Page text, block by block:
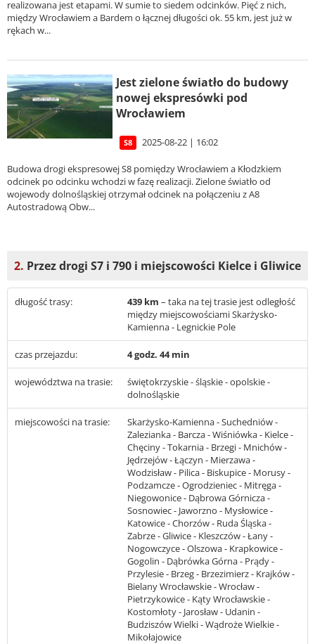
realizowana jest etapami. W sumie to siedem odcinków. Pięć z nich,
między Wrocławiem a Bardem o łącznej długości ok. 55 km, jest już w
rękach w...
Jest zielone światło do budowy
nowej ekspresówki pod
Wrocławiem
S8 2025-08-22 | 16:02
Budowa drogi ekspresowej S8 pomiędzy Wrocławiem a Kłodzkiem
odcinek po odcinku wchodzi w fazę realizacji. Zielone światło od
wojewody dolnośląskiej otrzymał odcinek na połączeniu z A8
Autostradową Obw...
2. Przez drogi S7 i 790 i miejscowości Kielce i Gliwice
długość trasy: 439 km – taka na tej trasie jest odległość
między miejscowościami Skarżysko-
Kamienna - Legnickie Pole
czas przejazdu: 4 godz. 44 min
województwa na trasie:
świętokrzyskie - śląskie - opolskie -
dolnośląskie
miejscowości na trasie:
Skarżysko-Kamienna - Suchedniów -
Zalezianka - Barcza - Wiśniówka - Kielce -
Chęciny - Tokarnia - Brzegi - Mnichów -
Jędrzejów - Łączyn - Mierzawa -
Wodzisław - Pilica - Biskupice - Morusy -
Podzamcze - Ogrodzieniec - Mitręga -
Niegowonice - Dąbrowa Górnicza -
Sosnowiec - Jaworzno - Mysłowice -
Katowice - Chorzów - Ruda Śląska -
Zabrze - Gliwice - Kleszczów - Łany -
Nogowczyce - Olszowa - Krapkowice -
Gogolin - Dąbrówka Górna - Prądy -
Przylesie - Brzeg - Brzezimierz - Krajków -
Bielany Wrocławskie - Wrocław -
Pietrzykowice - Kąty Wrocławskie -
Kostomłoty - Jarosław - Udanin -
Budziszów Wielki - Wądroże Wielkie -
Mikołajowice